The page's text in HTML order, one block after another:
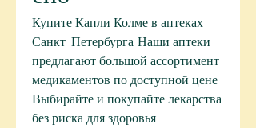
Купите Капли Колме в аптеках
Санкт-Петербурга. Наши аптеки
предлагают большой ассортимент
медикаментов по доступной цене.
Выбирайте и покупайте лекарства
без риска для здоровья.